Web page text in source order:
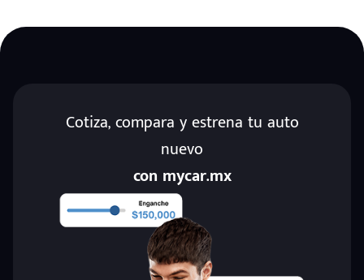
Cotiza, compara y estrena tu auto
nuevo
con mycar.mx